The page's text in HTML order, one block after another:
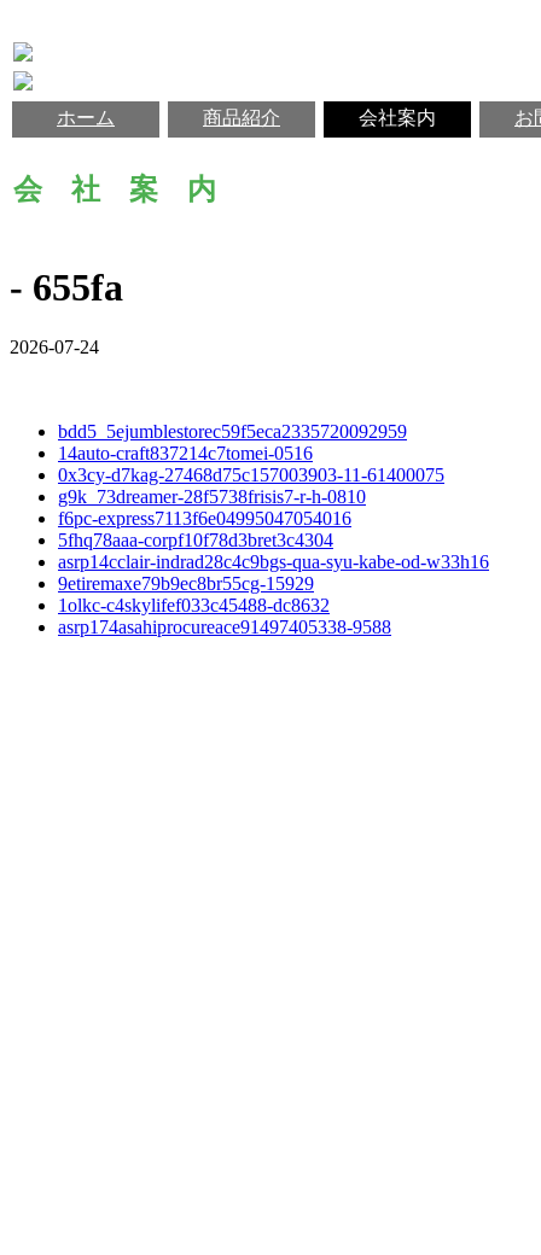
ホーム 商品紹介 会社案内 お
会 社 案 内
- 655fa
2026-07-24
bdd5_5ejumblestorec59f5eca2335720092959
14auto-craft837214c7tomei-0516
0x3cy-d7kag-27468d75c157003903-11-61400075
g9k_73dreamer-28f5738frisis7-r-h-0810
f6pc-express7113f6e04995047054016
5fhq78aaa-corpf10f78d3bret3c4304
asrp14cclair-indrad28c4c9bgs-qua-syu-kabe-od-w33h16
9etiremaxe79b9ec8br55cg-15929
1olkc-c4skylifef033c45488-dc8632
asrp174asahiprocureace91497405338-9588